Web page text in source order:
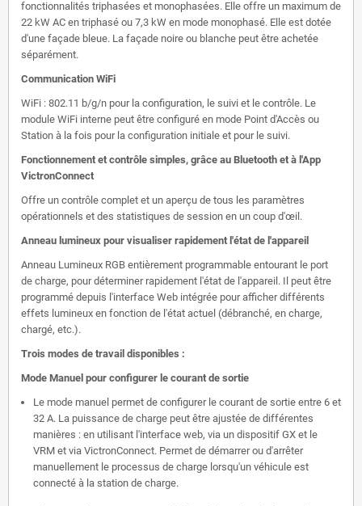
fonctionnalités triphasées et monophasées. Elle offre un maximum de
22 kW AC en triphasé ou 7,3 kW en mode monophasé. Elle est dotée
d'une façade bleue. La façade noire ou blanche peut être achetée
séparément.
Communication WiFi
WiFi : 802.11 b/g/n pour la configuration, le suivi et le contrôle. Le
module WiFi interne peut être configuré en mode Point d'Accès ou
Station à la fois pour la configuration initiale et pour le suivi.
Fonctionnement et contrôle simples, grâce au Bluetooth et à l'App
VictronConnect
Offre un contrôle complet et un aperçu de tous les paramètres
opérationnels et des statistiques de session en un coup d'œil.
Anneau lumineux pour visualiser rapidement l'état de l'appareil
Anneau Lumineux RGB entièrement programmable entourant le port
de charge, pour déterminer rapidement l'état de l'appareil. Il peut être
programmé depuis l'interface Web intégrée pour afficher différents
effets lumineux en fonction de l'état actuel (débranché, en charge,
chargé, etc.).
Trois modes de travail disponibles :
Mode Manuel pour configurer le courant de sortie
Le mode manuel permet de configurer le courant de sortie entre 6 et
32 A. La puissance de charge peut être ajustée de différentes
manières : en utilisant l'interface web, via un dispositif GX et le
VRM et via VictronConnect. Permet de démarrer ou d'arrêter
manuellement le processus de charge lorsqu'un véhicule est
connecté à la station de charge.